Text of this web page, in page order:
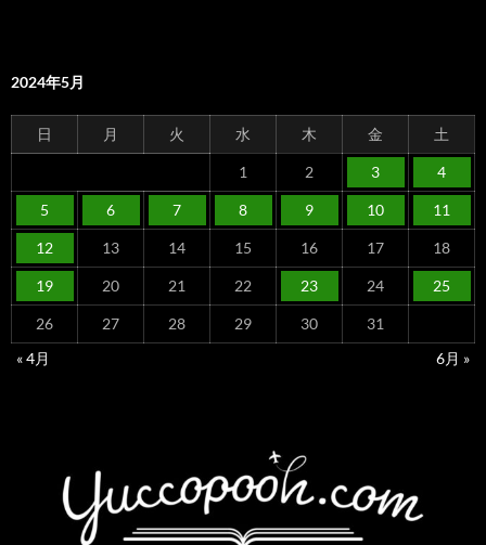
2024年5月
日 月 火 水 木 金 土
1 2 3 4
5 6 7 8 9 10 11
12 13 14 15 16 17 18
19 20 21 22 23 24 25
26 27 28 29 30
31
« 4月
6月 »